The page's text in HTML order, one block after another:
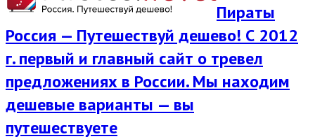
Пираты
Россия — Путешествуй дешево! С 2012
г. первый и главный сайт о тревел
предложениях в России. Мы находим
дешевые варианты — вы
путешествуете